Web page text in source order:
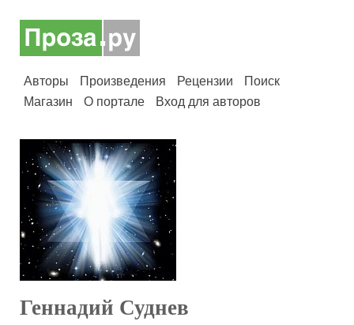
Авторы Произведения Рецензии
Поиск
Магазин
О портале Вход для авторов
Геннадий Суднев